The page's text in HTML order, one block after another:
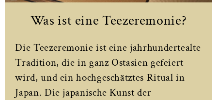
Was ist eine Teezeremonie?
Die Teezeremonie ist eine jahrhundertealte
Tradition, die in ganz Ostasien gefeiert
wird, und ein hochgeschätztes Ritual in
Japan. Die japanische Kunst der